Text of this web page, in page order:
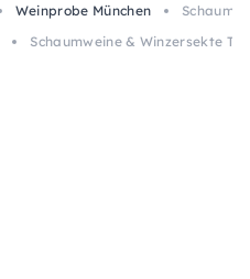
Weinprobe München
Schaumweine & Winzersekte